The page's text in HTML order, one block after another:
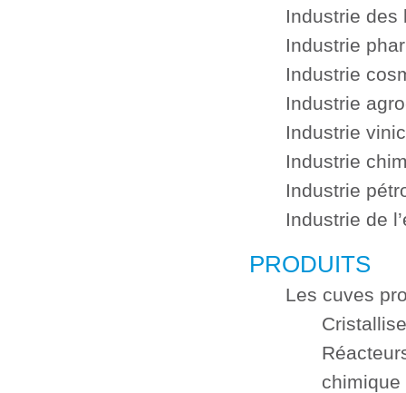
Industrie des
Industrie
Industrie
Industrie
Industrie
Industrie
Industrie
Industrie de
PRODUITS
Les cuves
chimique